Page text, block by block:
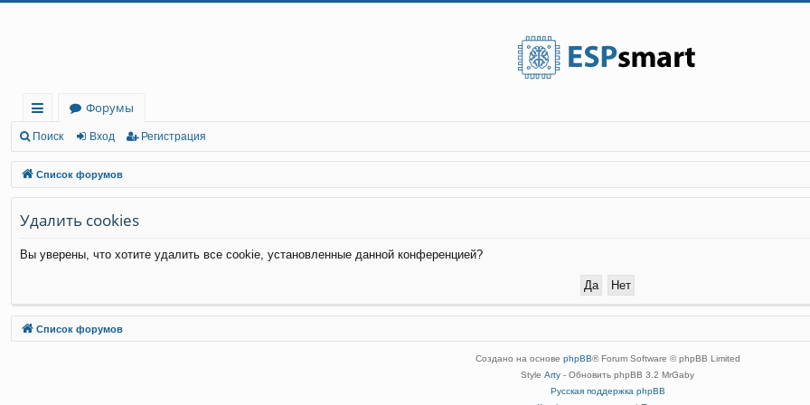
с
ы
лк
и
Форумы
Поиск Вход Регистрация
Список форумов
Удалить cookies
Вы уверены, что хотите удалить все cookie, установленные данной конференцией?
Список форумов
Связаться с
Создано на основе phpBB® Forum Software © phpBB Limited
Style Arty - Обновить phpBB 3.2 MrGaby
Русская поддержка phpBB